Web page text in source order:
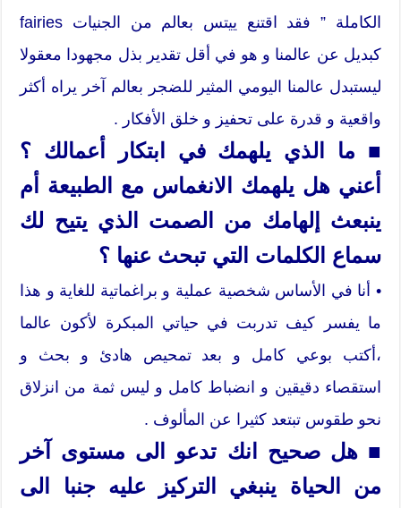
الكاملة ” فقد اقتنع ييتس بعالم من الجنيات fairies
كبديل عن عالمنا و هو في أقل تقدير بذل مجهودا معقولا
ليستبدل عالمنا اليومي المثير للضجر بعالم آخر يراه أكثر
واقعية و قدرة على تحفيز و خلق الأفكار .
■ ما الذي يلهمك في ابتكار أعمالك ؟
أعني هل يلهمك الانغماس مع الطبيعة أم
ينبعث إلهامك من الصمت الذي يتيح لك
سماع الكلمات التي تبحث عنها ؟
• أنا في الأساس شخصية عملية و براغماتية للغاية و هذا
ما يفسر كيف تدربت في حياتي المبكرة لأكون عالما
،أكتب بوعي كامل و بعد تمحيص هادئ و بحث و
استقصاء دقيقين و انضباط كامل و ليس ثمة من انزلاق
نحو طقوس تبتعد كثيرا عن المألوف .
■ هل صحيح انك تدعو الى مستوى آخر
من الحياة ينبغي التركيز عليه جنبا الى